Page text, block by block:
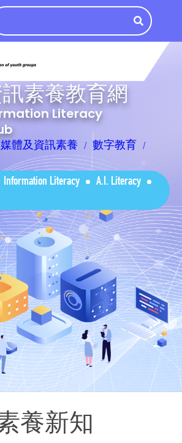
素養教育網
Literacy
媒體及資訊素養
數字教育
Information Literacy
A.I. Literacy
養新知